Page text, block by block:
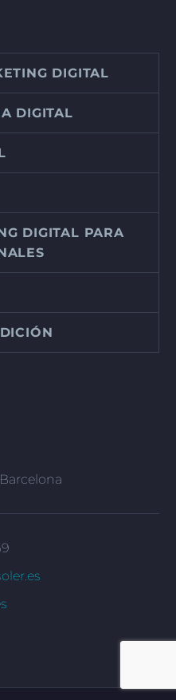
DIGITAL
DIGITAL
DIGITAL PARA